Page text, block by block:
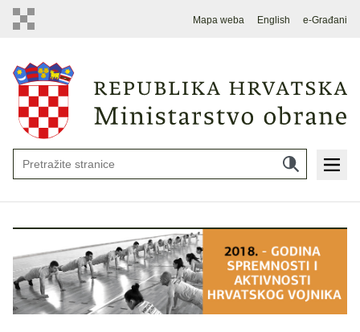
Mapa weba English e-Građani